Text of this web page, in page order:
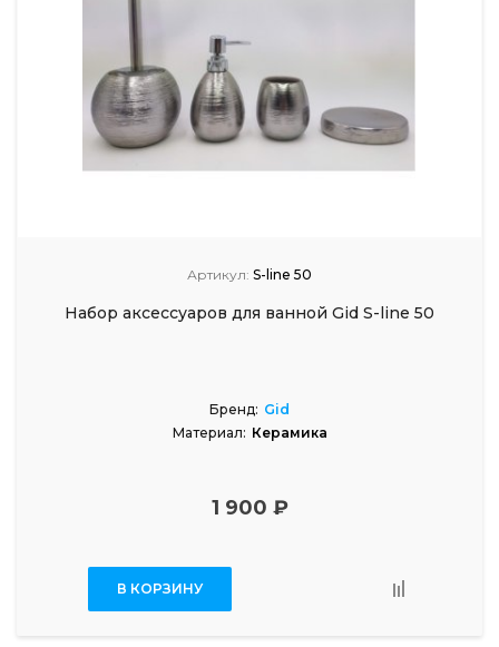
Артикул: S-line 50
Набор аксессуаров для ванной Gid S-line 50
Бренд: Gid
Материал: Керамика
1 900 ₽
В КОРЗИНУ